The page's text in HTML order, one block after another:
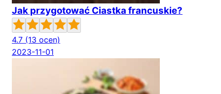
Jak przygotować Ciastka francuskie?
4.7 (13 ocen)
2023-11-01